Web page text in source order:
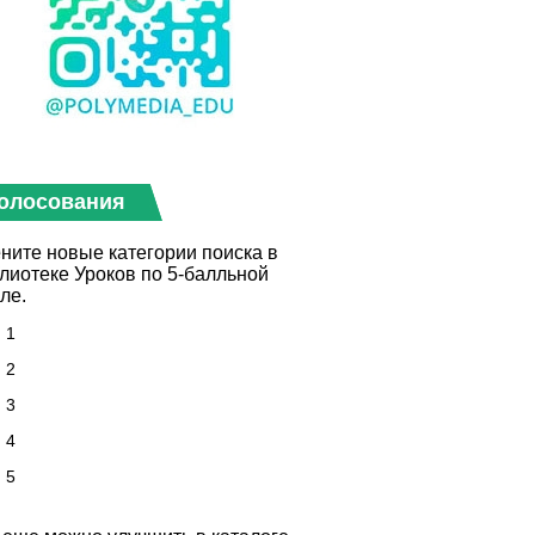
новые категории поиска в
Уроков по 5-балльной
1
2
3
4
5